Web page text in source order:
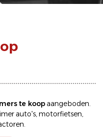
te koopaangeboden.
auto's,motorfietsen,
.